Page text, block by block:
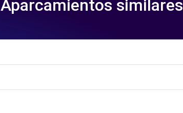
Aparcamientos similares